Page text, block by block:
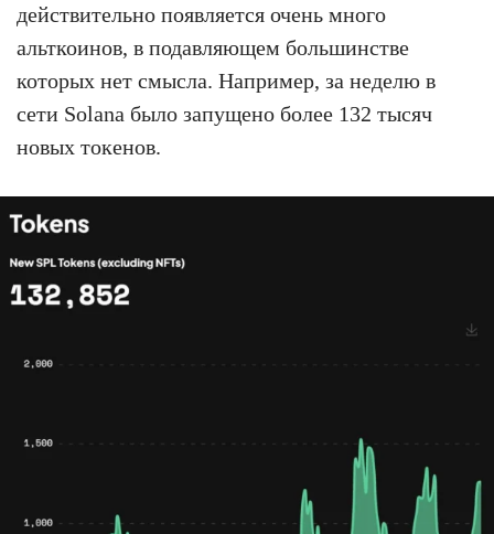
действительно появляется очень много
альткоинов, в подавляющем большинстве
которых нет смысла. Например, за неделю в
сети Solana было запущено более 132 тысяч
новых токенов.